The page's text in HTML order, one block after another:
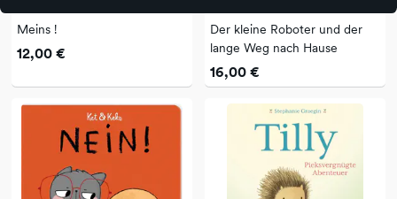
Meins !
12,00 €
Der kleine Roboter und der
lange Weg nach Hause
16,00 €